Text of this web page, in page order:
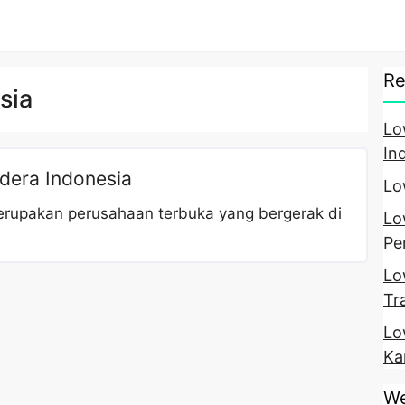
Indonesia
perusahaan terbuka yang bergerak di